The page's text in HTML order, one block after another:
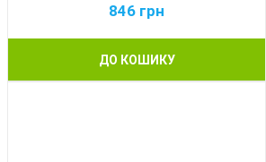
846 грн
ДО КОШИКУ